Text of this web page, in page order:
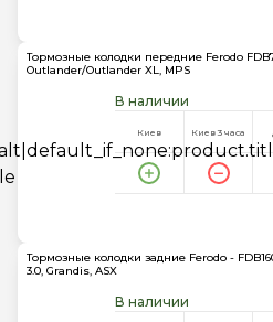
Тормозные колодки передние Ferodo
Outlander/Outlander XL, MPS
В наличии
Киев Киев 3 часа
Тормозные колодки задние Ferodo -
3.0, Grandis, ASX
В наличии